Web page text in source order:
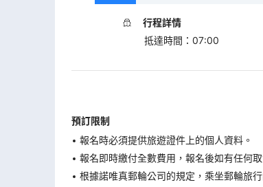
行程詳情
抵達時間 ： 07:00
預訂限制
報名時必須提供旅遊證件上的個人資料。
報名即時繳付全數費用，報名後如有任何
根據諾唯真郵輪公司的規定，乘坐郵輪旅